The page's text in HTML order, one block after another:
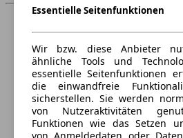
Essentielle Seitenfunktionen
Wir bzw. diese Anbieter
ähnliche Tools und
essentielle Seitenfunktionen
die einwandfreie
sicherstellen. Sie werden
von Nutzeraktivitäten
Funktionen wie das Setzen